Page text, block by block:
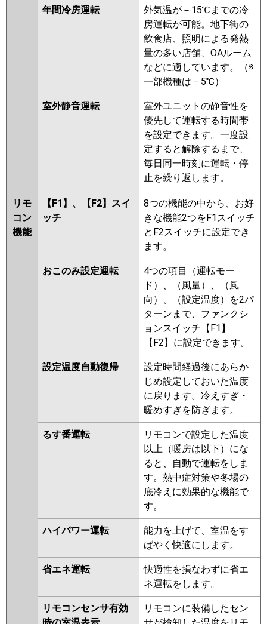
パナソニック PA-P80F7GB PA-P80F7GNB PA-
PA-P80F7G PA-
P80F6GNB PA-P80F6GB PA-
PA-P80F6GN
年間冷房運転
外気温が－15℃までの冷
房運転が可能。地下街の
飲食店、照明による発熱
量の多い店舗、OAルーム
などに適しています。（※
一部機種は－5℃）
室外静音運転
室外ユニットの静音性を
優先して運転する時間帯
を設定できます。一度設
定すると解除するまで、
毎日同一時刻に運転・停
止を繰り返します。
リモ
コン
機能
【F1】、【F2】スイ
ッチ
8つの機能の中から、お好
きな機能2つをF1スイッチ
とF2スイッチに設定でき
ます。
おこのみ設定運転
4つの項目（運転モー
ド）、（風量）、（風
向）、（設定温度）を2パ
ターンまで、ファンクシ
ョンスイッチ【F1】
【F2】に設定できます。
設定温度自動復帰
設定時間経過後にあらか
じめ設定しておいた温度
に戻ります。冷えすぎ・
暖めすぎを防ぎます。
るす番運転
リモコンで設定した温度
以上（暖房は以下）にな
ると、自動で運転をしま
す。熱中症対策や冬場の
底冷えに効果的な機能で
す。
ハイパワー運転
能力を上げて、室温をす
ばやく快適にします。
省エネ運転
快適性を損なわずに省エ
ネ運転をします。
リモコンセンサ有効
リモコンに装備したセン